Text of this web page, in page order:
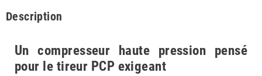
Description
Un compresseur haute pression pensé
pour le tireur PCP exigeant